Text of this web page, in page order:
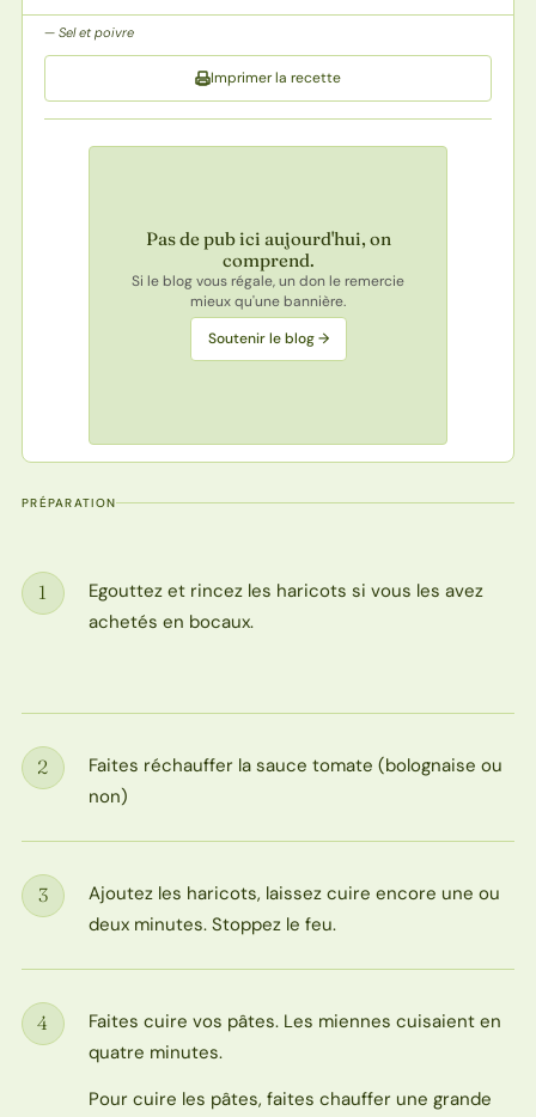
Sel et poivre
Imprimer la recette
Pas de pub ici aujourd'hui, on
comprend.
Si le blog vous régale, un don le remercie
mieux qu'une bannière.
Soutenir le blog →
PRÉPARATION
Étape
1
Egouttez et rincez les haricots si vous les avez
achetés en bocaux.
Étape
2
Faites réchauffer la sauce tomate (bolognaise ou
non)
Étape
3
Ajoutez les haricots, laissez cuire encore une ou
deux minutes. Stoppez le feu.
Étape
4
Faites cuire vos pâtes. Les miennes cuisaient en
quatre minutes.
Pour cuire les pâtes, faites chauffer une grande